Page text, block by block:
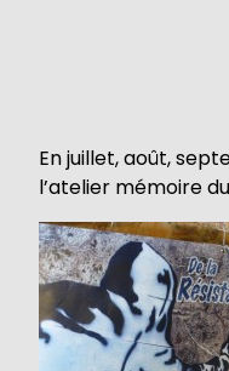
En juillet, août,
l’atelier mémoire